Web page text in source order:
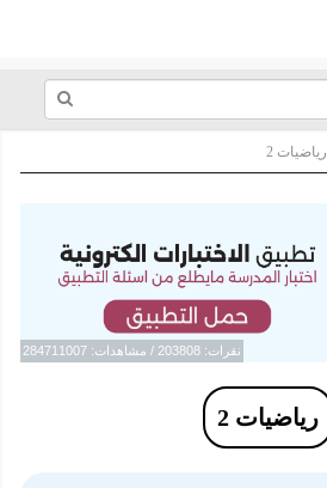
رياضيات 2
نقرات: 203808 / مشاهدات: 284711007
رياضيات 2